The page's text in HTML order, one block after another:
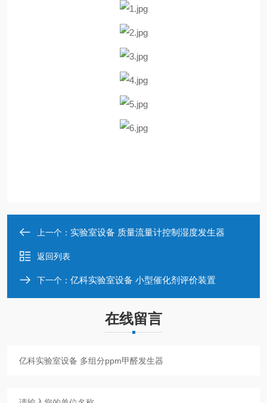
上一个： 实验室设备 质量流量计控制湿度发生器
返回列表
下一个： 亿科实验室设备 小型催化剂评价装置
在线留言